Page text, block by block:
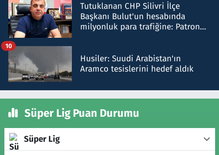
Tutuklanan CHP Silivri İlçe
Başkanı Bulut'un hesabında
milyonluk para trafiğine: Patron
Husiler: Suudi Arabistan'ın
Aramco tesislerini hedef aldık
10
Süper Lig Puan Durumu
Süper Lig